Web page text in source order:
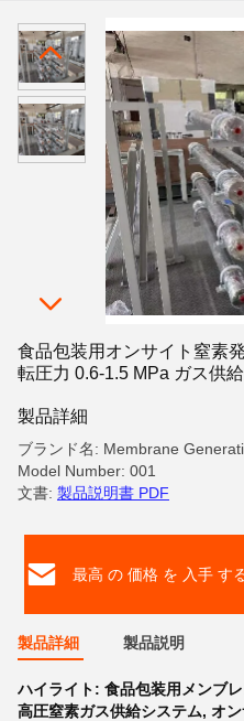
食品包装用オンサイト窒素
転圧力 0.6-1.5 MPa ガス供
製品詳細
ブランド名: Membrane
Model Number: 001
文書: 製品説明書 PDF
最高 の 価格 を 入手 す
製品詳細 製品説明
ハイライト: 食品包装用メンブ
高圧窒素ガス供給システム, オ